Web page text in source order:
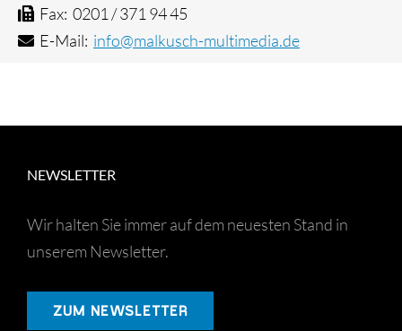
Fax: 0201 / 371 94 45
E-Mail: info@malkusch-multimedia.de
NEWSLETTER
Wir halten Sie immer auf dem neuesten Stand in
unserem Newsletter.
ZUM NEWSLETTER